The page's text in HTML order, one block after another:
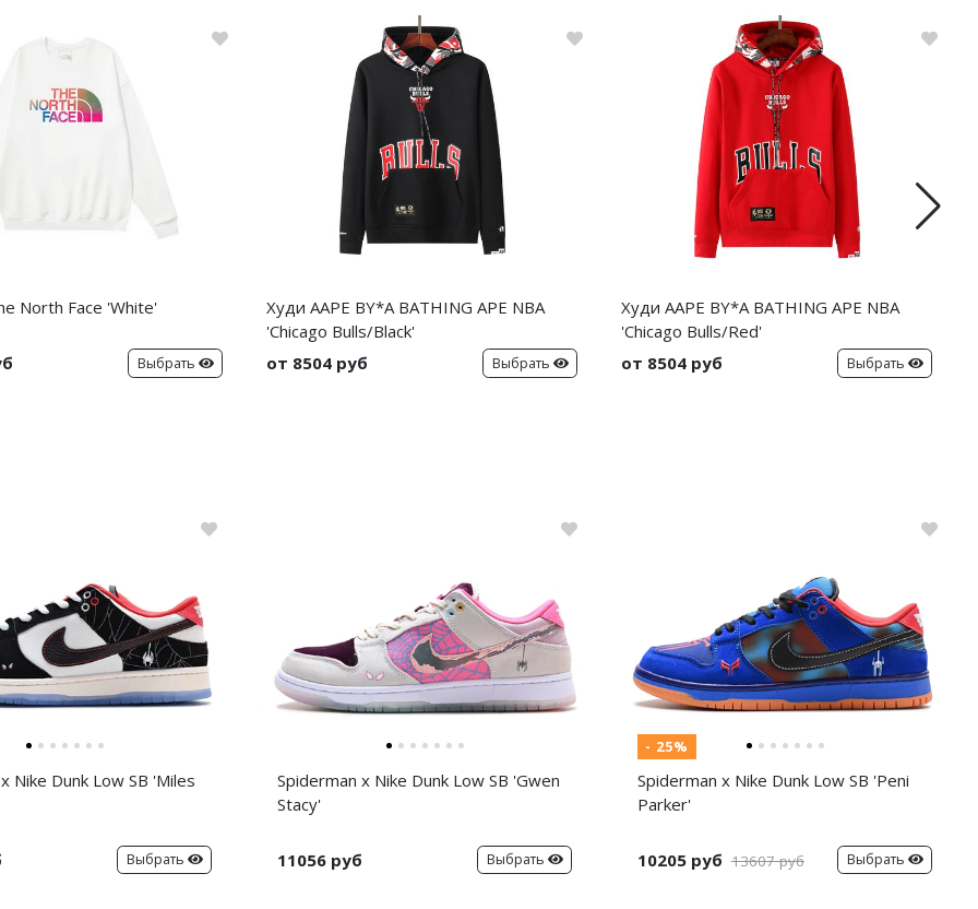
North Face 'White'
Выбрать
Худи AAPE BY*A BATHING APE NBA
'Chicago Bulls/Black'
от 8504 руб
Выбрать
Худи AAPE BY*A BATHING APE NBA
'Chicago Bulls/Red'
от 8504 руб
Выбрать
Nike Dunk Low SB 'Miles
Выбрать
Spiderman x Nike Dunk Low SB 'Gwen
Stacy'
11056 руб Выбрать
- 25%
Spiderman x Nike Dunk Low SB 'Peni
Parker'
10205 руб 13607 руб Выбрать